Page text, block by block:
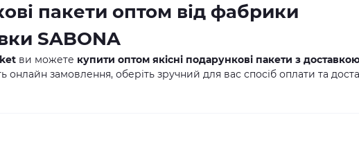
пакети оптом від фабрики
SABONA
ви можете купити оптом якісні подарункові пакети з
онлайн замовлення, оберіть зручний для вас спосіб оплати та